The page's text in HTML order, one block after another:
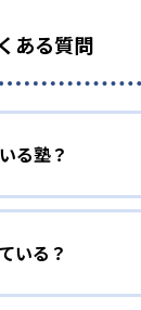
ある質問
る塾？
いる？